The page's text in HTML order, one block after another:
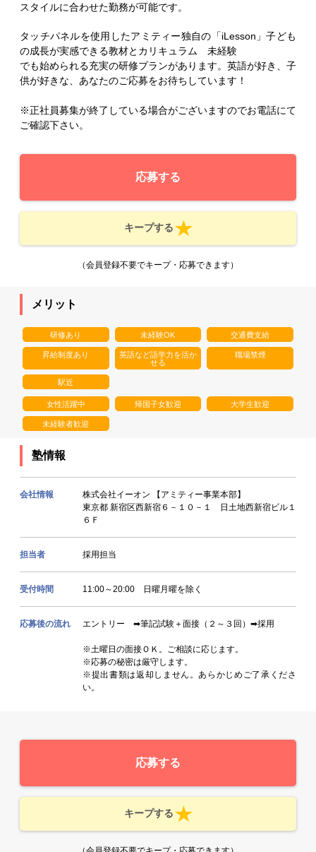
スタイルに合わせた勤務が可能です。
タッチパネルを使用したアミティー独自の「iLesson」子ども
の成長が実感できる教材とカリキュラム 未経験
でも始められる充実の研修プランがあります。英語が好き、子
供が好きな、あなたのご応募をお待ちしています！
※正社員募集が終了している場合がございますのでお電話にて
ご確認下さい。
応募する
キープする
（会員登録不要でキープ・応募できます）
メリット
研修あり 未経験OK 交通費支給
昇給制度あり
英語など語学力を活か
せる
職場禁煙
駅近
女性活躍中 帰国子女歓迎 大学生歓迎
未経験者歓迎
塾情報
会社情報
株式会社イーオン 【アミティー事業本部】
東京都 新宿区西新宿６－１０－１ 日土地西新宿ビル１
６Ｆ
担当者 採用担当
受付時間 11:00～20:00 日曜月曜を除く
応募後の流れ エントリー ➡筆記試験＋面接（２～３回）➡採用
※土曜日の面接ＯＫ。ご相談に応じます。
※応募の秘密は厳守します。
※提出書類は返却しません。あらかじめご了承くださ
い。
応募する
キープする